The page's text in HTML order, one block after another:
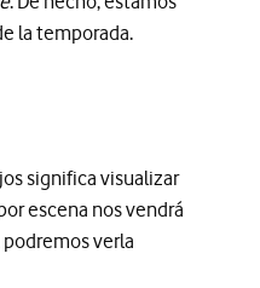
la temporada.
significa visualizar
escena nos vendrá
podremos verla